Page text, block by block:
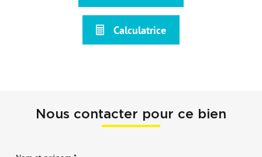
Calculatrice
Nous contacter pour ce bien